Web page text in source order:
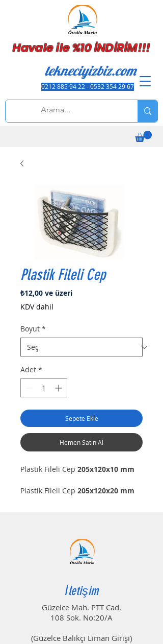
tekneciyizbiz.com
0212 885 94 22 - 0532 354 29 67
Havale ile %10 İNDİRİM!!!
Plastik Fileli Cep
₺12,00 ve üzeriİndirimli
KDV dahil
Boyut *
Adet *
Sepete Ekle
Hemen Satın Al
Plastik Fileli Cep 205x120x10 mm
Plastik Fileli Cep 205x120x20 mm
İletişim
Güzelce Mah. PTT Cad.
108 Sok. No:20/A
(Güzelce Balıkçı Liman Girişi)